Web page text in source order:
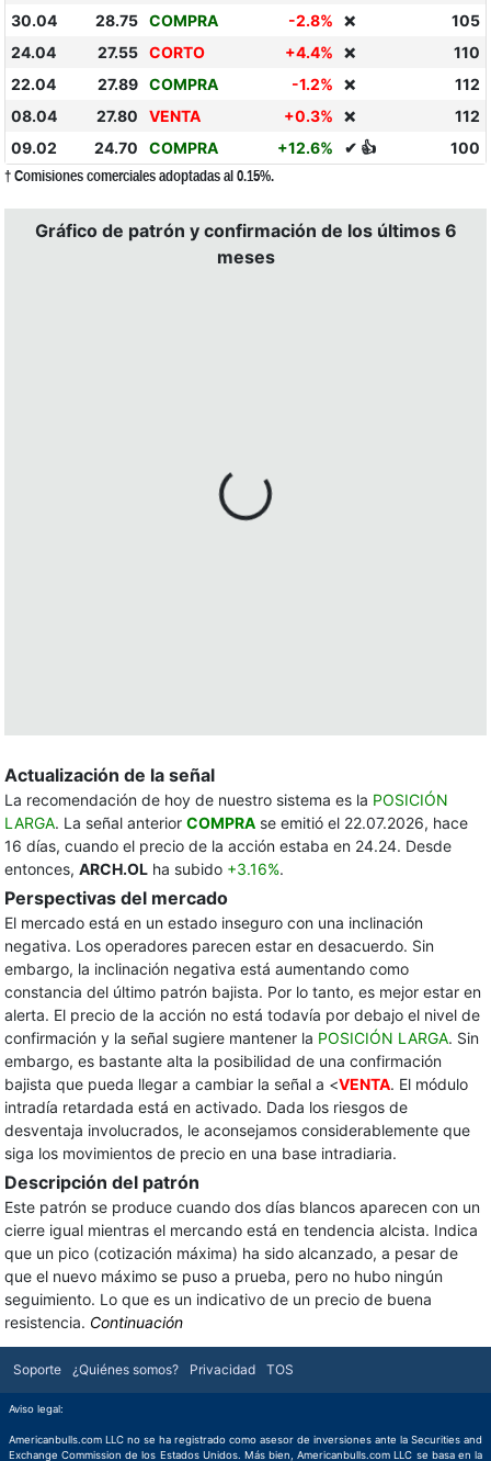
30.04
28.75 COMPRA -2.8% ❌
105
24.04
27.55 CORTO +4.4% ❌
110
22.04
27.89 COMPRA -1.2% ❌
112
08.04
27.80 VENTA +0.3% ❌
112
09.02
24.70 COMPRA +12.6% ✔ 👍 100
† Comisiones comerciales adoptadas al 0.15%.
Gráfico de patrón y confirmación de los últimos 6
meses
Actualización de la señal
La recomendación de hoy de nuestro sistema es la POSICIÓN
LARGA. La señal anterior COMPRA se emitió el 22.07.2026, hace
16 días, cuando el precio de la acción estaba en 24.24. Desde
entonces, ARCH.OL ha subido +3.16%.
Perspectivas del mercado
El mercado está en un estado inseguro con una inclinación
negativa. Los operadores parecen estar en desacuerdo. Sin
embargo, la inclinación negativa está aumentando como
constancia del último patrón bajista. Por lo tanto, es mejor estar en
alerta. El precio de la acción no está todavía por debajo el nivel de
confirmación y la señal sugiere mantener la POSICIÓN LARGA. Sin
embargo, es bastante alta la posibilidad de una confirmación
bajista que pueda llegar a cambiar la señal a <VENTA. El módulo
intradía retardada está en activado. Dada los riesgos de
desventaja involucrados, le aconsejamos considerablemente que
siga los movimientos de precio en una base intradiaria.
Descripción del patrón
Este patrón se produce cuando dos días blancos aparecen con un
cierre igual mientras el mercando está en tendencia alcista. Indica
que un pico (cotización máxima) ha sido alcanzado, a pesar de
que el nuevo máximo se puso a prueba, pero no hubo ningún
seguimiento. Lo que es un indicativo de un precio de buena
resistencia. Continuación
Soporte ¿Quiénes somos? Privacidad TOS
Aviso legal:
Americanbulls.com LLC no se ha registrado como asesor de inversiones ante la Securities and
Exchange Commission de los Estados Unidos. Más bien, Americanbulls.com LLC se basa en la